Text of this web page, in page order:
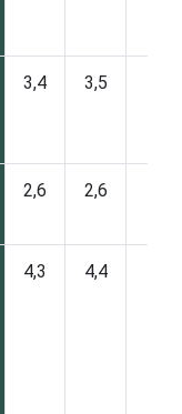
3,4 3,5
2,6 2,6
4,3 4,4